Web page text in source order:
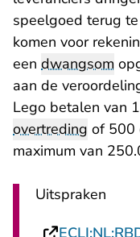
speelgoed terug
komen voor
een dwangsom
aan de
Lego betalen van
overtreding of 500
maximum van
Uitspraken